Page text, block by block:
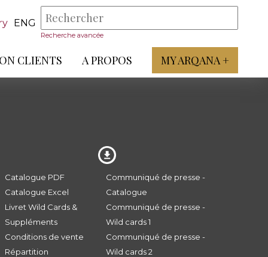
ENG
Recherche avancée
CLIENTS A PROPOS MY ARQANA +
Catalogue PDF
Catalogue Excel
Livret Wild Cards &
Suppléments
Conditions de vente
Répartition
Communiqué de presse -
Catalogue
Communiqué de presse -
Wild cards 1
Communiqué de presse -
Wild cards 2